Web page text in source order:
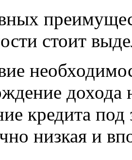
стоит
дохода
кредита под
низкая и